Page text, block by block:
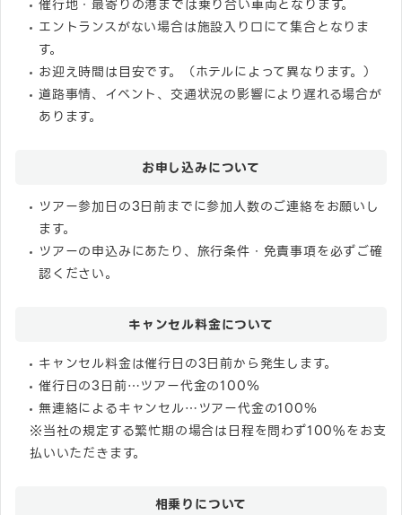
催行地・最寄りの港までは乗り合い車両となります。
エントランスがない場合は施設入り口にて集合となりま
す。
お迎え時間は目安です。（ホテルによって異なります。）
道路事情、イベント、交通状況の影響により遅れる場合が
あります。
お申し込みについて
ツアー参加日の3日前までに参加人数のご連絡をお願いし
ます。
ツアーの申込みにあたり、旅行条件・免責事項を必ずご確
認ください。
キャンセル料金について
キャンセル料金は催行日の3日前から発生します。
催行日の3日前…ツアー代金の100％
無連絡によるキャンセル…ツアー代金の100％
※当社の規定する繁忙期の場合は日程を問わず100%をお支
払いいただきます。
相乗りについて